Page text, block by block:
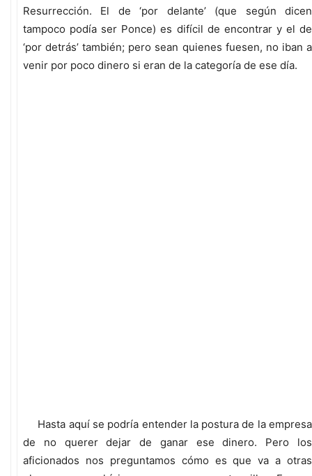
Resurrección. El de ‘por delante’ (que según dicen
tampoco podía ser Ponce) es difícil de encontrar y el de
‘por detrás’ también; pero sean quienes fuesen, no iban a
venir por poco dinero si eran de la categoría de ese día.
Hasta aquí se podría entender la postura de la empresa
de no querer dejar de ganar ese dinero. Pero los
aficionados nos preguntamos cómo es que va a otras